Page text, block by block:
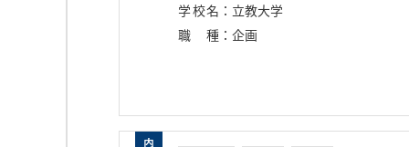
学校名 ： 立教大学
職種 ： 企画